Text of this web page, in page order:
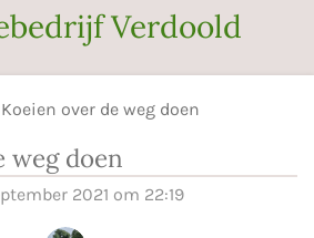
Verdoold
Koeien over de weg doen
weg doen
2021 om 22:19